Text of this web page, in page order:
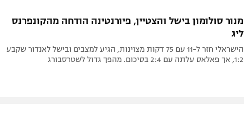
מנור סולומון בישל והצטיין, פיורנטינה הודחה מהקונפרנס
ליג
הישראלי חזר ל-11 עם 75 דקות מצוינות, הגיע למצבים ובישל לאנדור שקבע
1:2, אך פאלאס עלתה עם 2:4 בסיכום. מהפך גדול לשטרסבורג